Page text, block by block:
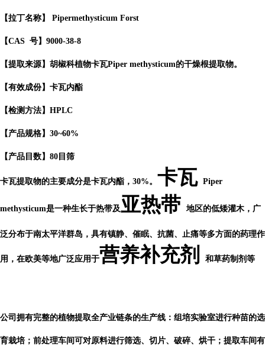
【拉丁名称】 Pipermethysticum Forst
【CAS 号】9000-38-8
【提取来源】胡椒科植物卡瓦Piper methysticum的干燥根提取物。
【有效成份】卡瓦内酯
【检测方法】HPLC
【产品规格】30~60%
【产品目数】80目筛
卡瓦提取物的主要成分是卡瓦内酯，30%。 卡瓦 Piper
methysticum是一种生长于热带及亚热带 地区的低矮灌木，广
泛分布于南太平洋群岛，具有镇静、催眠、抗菌、止痛等多方面的药理作
用，在欧美等地广泛应用于营养补充剂 和草药制剂等
公司 拥有完整的植物提取全产业链条的生产线：组培实验室进行种苗的选
育栽培；前处理车间可对原料进行筛选、切片、破碎、烘干；提取车间有